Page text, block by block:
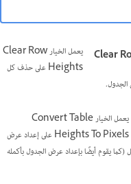
يعمل الخيار Clear Row
Heights على حذف كل
يعمل الخيار Convert Table
Heights To Pixels على إعداد عرض
(كما يقوم أيضًا بإعداد عرض الجدول بأكمله